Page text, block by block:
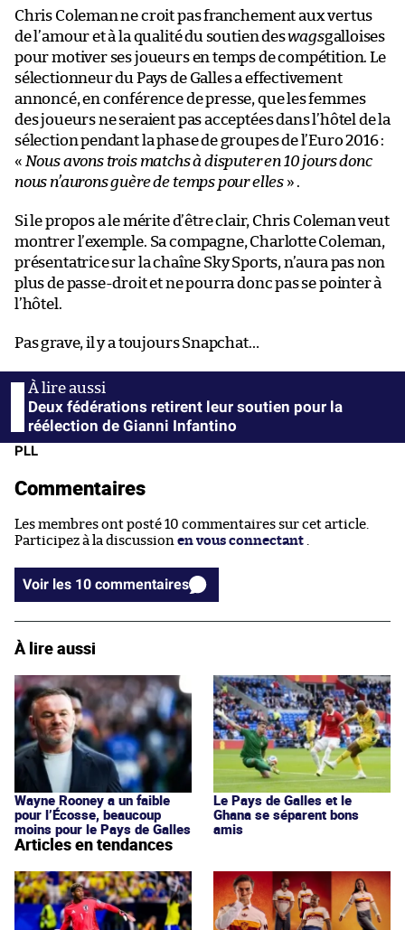
Chris Coleman ne croit pas franchement aux vertus
de l’amour et à la qualité du soutien deswagsgalloises
pour motiver ses joueurs en temps de compétition. Le
sélectionneur du Pays de Galles a effectivement
annoncé, en conférence de presse, que les femmes
des joueurs ne seraient pas acceptées dans l’hôtel de la
sélection pendant la phase de groupes de l’Euro 2016 :
« Nous avons trois matchs à disputer en 10 jours donc
nous n’aurons guère de temps pour elles» .
Si le propos a le mérite d’être clair, Chris Coleman veut
montrer l’exemple. Sa compagne, Charlotte Coleman,
présentatrice sur la chaîne Sky Sports, n’aura pas non
plus de passe-droit et ne pourra donc pas se pointer à
l’hôtel.
Pas grave, il y a toujours Snapchat…
Deux fédérations retirent leur soutien pour la
réélection de Gianni Infantino
PLL
Commentaires
Les membres ont posté 10 commentaires sur cet article.
Participez à la discussion en vous connectant
Voir les 10 commentaires
À lire aussi
Wayne Rooney a un faible
pour l’Écosse, beaucoup
moins pour le Pays de Galles
Le Pays de Galles et le
Ghana se séparent bons
amis
Articles en tendances